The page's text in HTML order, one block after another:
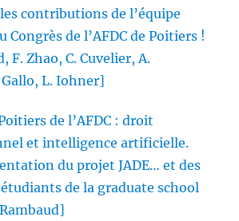
contributions de l’équipe
Congrès de l’AFDC de Poitiers !
F. Zhao, C. Cuvelier, A.
Gallo, L. Iohner]
de l’AFDC : droit
et intelligence artificielle.
du projet JADE… et des
de la graduate school